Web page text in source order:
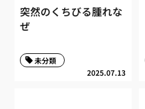
突然のくちびる腫れな
ぜ
2025.07.13
未分類